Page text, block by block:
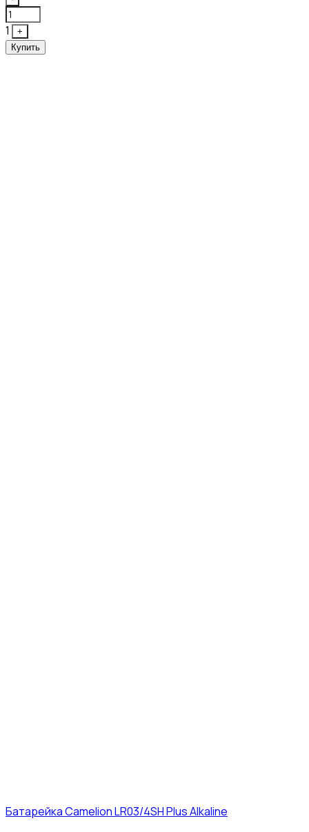
1
+
Купить
Батарейка Camelion LR03/4SH Plus Alkaline